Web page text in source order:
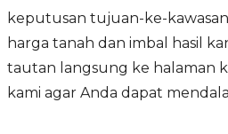
keputusan tujuan-ke-
harga tanah dan imbal hasil
tautan langsung ke halaman
kami agar Anda dapat